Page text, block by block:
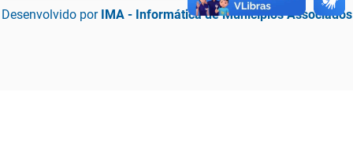
Desenvolvido por IMA - Informática de Municípios Associados